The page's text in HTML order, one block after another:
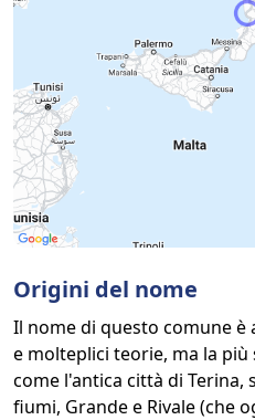
Origini del nome
Il nome di questo comune
e molteplici teorie, ma la più
come l'antica città di Terina,
fiumi, Grande e Rivale (che